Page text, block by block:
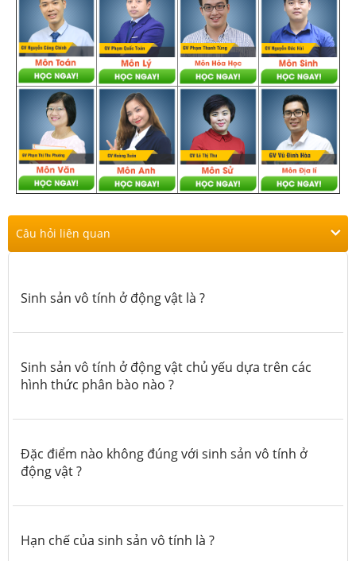
Câu hỏi liên quan
Sinh sản vô tính ở động vật là ?
Sinh sản vô tính ở động vật chủ yếu dựa trên các
hình thức phân bào nào ?
Đặc điểm nào không đúng với sinh sản vô tính ở
động vật ?
Hạn chế của sinh sản vô tính là ?